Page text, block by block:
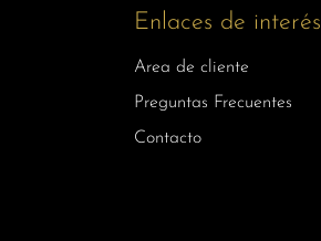
Enlaces de interés
Area de cliente
Preguntas Frecuentes
Contacto